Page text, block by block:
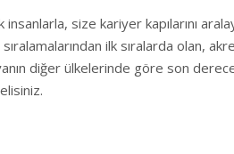
size kariyer kapılarını
ilk sıralarda olan,
diğer ülkelerinde göre son